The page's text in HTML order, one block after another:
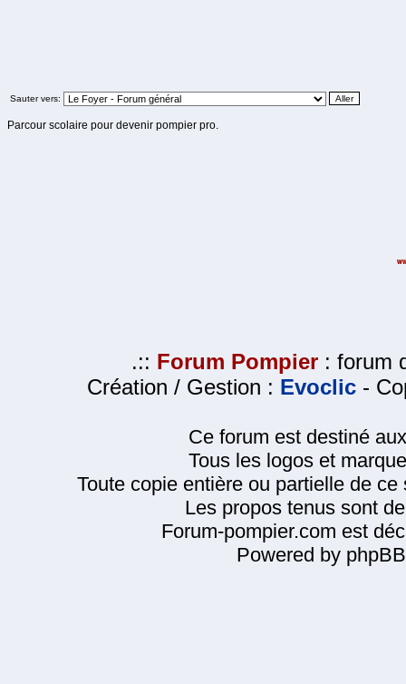
Sauter vers:
Parcour scolaire pour devenir pompier pro.
.:: Forum Pompier : forum
Création / Gestion : Evoclic -
Ce forum est destiné
Tous les logos et
Toute copie entière ou partielle de
Les propos tenus sont
Forum-pompier.com est
Powered by